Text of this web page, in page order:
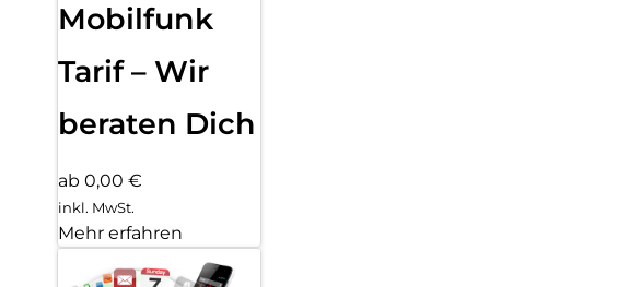
Mobilfunk
Tarif – Wir
beraten Dich
ab 0,00 €
inkl. MwSt.
Mehr erfahren